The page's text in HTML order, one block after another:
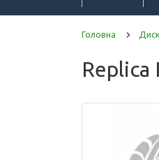
Головна
Replica